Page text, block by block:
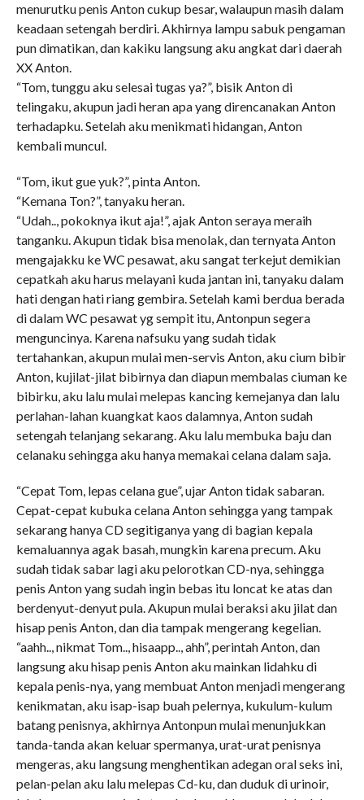
menurutku penis Anton cukup besar, walaupun masih dalam
keadaan setengah berdiri. Akhirnya lampu sabuk pengaman
pun dimatikan, dan kakiku langsung aku angkat dari daerah
XX Anton.
“Tom, tunggu aku selesai tugas ya?”, bisik Anton di
telingaku, akupun jadi heran apa yang direncanakan Anton
terhadapku. Setelah aku menikmati hidangan, Anton
kembali muncul.
“Tom, ikut gue yuk?”, pinta Anton.
“Kemana Ton?”, tanyaku heran.
“Udah.., pokoknya ikut aja!”, ajak Anton seraya meraih
tanganku. Akupun tidak bisa menolak, dan ternyata Anton
mengajakku ke WC pesawat, aku sangat terkejut demikian
cepatkah aku harus melayani kuda jantan ini, tanyaku dalam
hati dengan hati riang gembira. Setelah kami berdua berada
di dalam WC pesawat yg sempit itu, Antonpun segera
menguncinya. Karena nafsuku yang sudah tidak
tertahankan, akupun mulai men-servis Anton, aku cium bibir
Anton, kujilat-jilat bibirnya dan diapun membalas ciuman ke
bibirku, aku lalu mulai melepas kancing kemejanya dan lalu
perlahan-lahan kuangkat kaos dalamnya, Anton sudah
setengah telanjang sekarang. Aku lalu membuka baju dan
celanaku sehingga aku hanya memakai celana dalam saja.
“Cepat Tom, lepas celana gue”, ujar Anton tidak sabaran.
Cepat-cepat kubuka celana Anton sehingga yang tampak
sekarang hanya CD segitiganya yang di bagian kepala
kemaluannya agak basah, mungkin karena precum. Aku
sudah tidak sabar lagi aku pelorotkan CD-nya, sehingga
penis Anton yang sudah ingin bebas itu loncat ke atas dan
berdenyut-denyut pula. Akupun mulai beraksi aku jilat dan
hisap penis Anton, dan dia tampak mengerang kegelian.
“aahh.., nikmat Tom.., hisaapp.., ahh”, perintah Anton, dan
langsung aku hisap penis Anton aku mainkan lidahku di
kepala penis-nya, yang membuat Anton menjadi mengerang
kenikmatan, aku isap-isap buah pelernya, kukulum-kulum
batang penisnya, akhirnya Antonpun mulai menunjukkan
tanda-tanda akan keluar spermanya, urat-urat penisnya
mengeras, aku langsung menghentikan adegan oral seks ini,
pelan-pelan aku lalu melepas Cd-ku, dan duduk di urinoir,